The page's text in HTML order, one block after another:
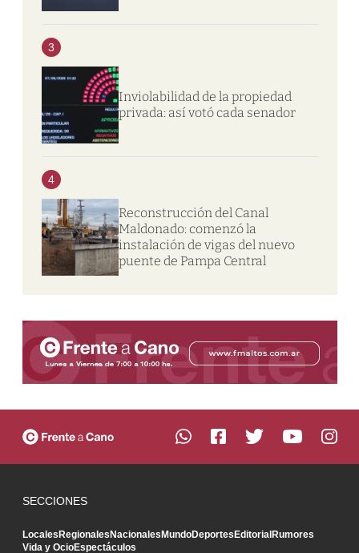
3
Inviolabilidad de la propiedad
privada: así votó cada senador
4
Reconstrucción del Canal
Maldonado: comenzó la
instalación de vigas del nuevo
puente de Pampa Central
SECCIONES
LocalesRegionalesNacionalesMundoDeportesEditorialRumores
Vida y OcioEspectáculos